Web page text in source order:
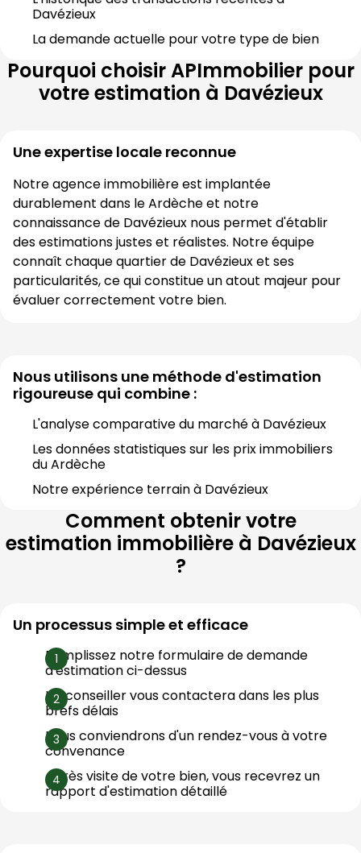
Davézieux
La demande actuelle pour votre type de bien
Pourquoi choisirAPImmobilierpour
votre estimation à Davézieux
Une expertise locale reconnue
Notre agence immobilière est implantée
durablement dans le Ardèche et notre
connaissance de Davézieux nous permet d'établir
des estimations justes et réalistes. Notre équipe
connaît chaque quartier de Davézieux et ses
particularités, ce qui constitue un atout majeur pour
évaluer correctement votre bien.
Nous utilisons une méthode d'estimation
rigoureuse qui combine :
L'analyse comparative du marché à Davézieux
Les données statistiques sur les prix immobiliers
du Ardèche
Notre expérience terrain à Davézieux
Comment obtenir votre
estimation immobilière à Davézieux
?
Un processus simple et efficace
Remplissez notre formulaire de demande
d'estimation ci-dessus
Un conseiller vous contactera dans les plus
brefs délais
Nous conviendrons d'un rendez-vous à votre
convenance
Après visite de votre bien, vous recevrez un
rapport d'estimation détaillé